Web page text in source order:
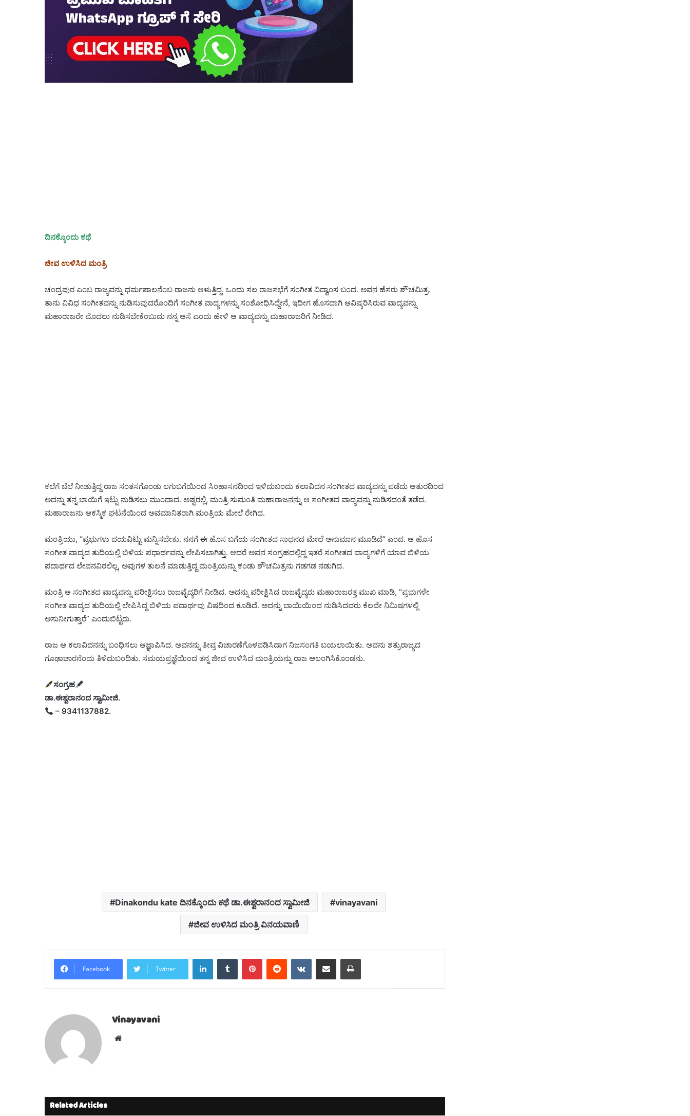
ದಿನಕ್ಕೊಂದು ಕಥೆ
ಜೀವ ಉಳಿಸಿದ ಮಂತ್ರಿ
ಚಂದ್ರಪುರ ಎಂಬ ರಾಜ್ಯವನ್ನು ಧರ್ಮಪಾಲನೆಂಬ ರಾಜನು ಆಳುತ್ತಿದ್ದ. ಒಂದು ಸಲ ರಾಜಸಭೆಗೆ ಸಂಗೀತ ವಿದ್ವಾಂಸ ಬಂದ. ಅವನ ಹೆಸರು ಶೌಚಮಿತ್ರ.
ತಾನು ವಿವಿಧ ಸಂಗೀತವನ್ನು ನುಡಿಸುವುದರೊಂದಿಗೆ ಸಂಗೀತ ವಾದ್ಯಗಳನ್ನು ಸಂಶೋಧಿಸಿದ್ದೇನೆ, ಇದೀಗ ಹೊಸದಾಗಿ ಆವಿಷ್ಕರಿಸಿರುವ ವಾದ್ಯವನ್ನು
ಮಹಾರಾಜರೇ ಮೊದಲು ನುಡಿಸಬೇಕೆಂಬುದು ನನ್ನ ಆಸೆ ಎಂದು ಹೇಳಿ ಆ ವಾದ್ಯವನ್ನು ಮಹಾರಾಜರಿಗೆ ನೀಡಿದ.
ಕಲೆಗೆ ಬೆಲೆ ನೀಡುತ್ತಿದ್ದ ರಾಜ ಸಂತಸಗೊಂಡು ಲಗುಬಗೆಯಿಂದ ಸಿಂಹಾಸನದಿಂದ ಇಳಿದುಬಂದು ಕಲಾವಿದನ ಸಂಗೀತದ ವಾದ್ಯವನ್ನು ಪಡೆದು ಆತುರದಿಂದ
ಅದನ್ನು ತನ್ನ ಬಾಯಿಗೆ ಇಟ್ಟು ನುಡಿಸಲು ಮುಂದಾದ. ಅಷ್ಟರಲ್ಲಿ, ಮಂತ್ರಿ ಸುಮಂತಿ ಮಹಾರಾಜನನ್ನು ಆ ಸಂಗೀತದ ವಾದ್ಯವನ್ನು ನುಡಿಸದಂತೆ ತಡೆದ.
ಮಹಾರಾಜನು ಆಕಸ್ಮಿಕ ಘಟನೆಯಿಂದ ಅವಮಾನಿತರಾಗಿ ಮಂತ್ರಿಯ ಮೇಲೆ ರೇಗಿದ.
ಮಂತ್ರಿಯು, “ಪ್ರಭುಗಳು ದಯವಿಟ್ಟು ಮನ್ನಿಸಬೇಕು. ನನಗೆ ಈ ಹೊಸ ಬಗೆಯ ಸಂಗೀತದ ಸಾಧನದ ಮೇಲೆ ಅನುಮಾನ ಮೂಡಿದೆ” ಎಂದ. ಆ ಹೊಸ
ಸಂಗೀತ ವಾದ್ಯದ ತುದಿಯಲ್ಲಿ ಬಿಳಿಯ ಪಧಾರ್ಥವನ್ನು ಲೇಪಿಸಲಾಗಿತ್ತು. ಆದರೆ ಅವನ ಸಂಗ್ರಹದಲ್ಲಿದ್ದ ಇತರೆ ಸಂಗೀತದ ವಾದ್ಯಗಳಿಗೆ ಯಾವ ಬಿಳಿಯ
ಪದಾರ್ಥದ ಲೇಪನವಿರಲಿಲ್ಲ, ಅವುಗಳ ತುಲನೆ ಮಾಡುತ್ತಿದ್ದ ಮಂತ್ರಿಯನ್ನು ಕಂಡು ಶೌಚಮಿತ್ರನು ಗಡಗಡ ನಡುಗಿದ.
ಮಂತ್ರಿ ಆ ಸಂಗೀತದ ವಾದ್ಯವನ್ನು ಪರೀಕ್ಷಿಸಲು ರಾಜವೈದ್ಯರಿಗೆ ನೀಡಿದ. ಅದನ್ನು ಪರೀಕ್ಷಿಸಿದ ರಾಜವೈದ್ಯರು ಮಹಾರಾಜರತ್ತ ಮುಖ ಮಾಡಿ, “ಪ್ರಭುಗಳೇ
ಸಂಗೀತ ವಾದ್ಯದ ತುದಿಯಲ್ಲಿ ಲೇಪಿಸಿದ್ದ ಬಿಳಿಯ ಪದಾರ್ಥವು ವಿಷದಿಂದ ಕೂಡಿದೆ. ಅದನ್ನು ಬಾಯಿಯಿಂದ ನುಡಿಸಿದವರು ಕೆಲವೇ ನಿಮಿಷಗಳಲ್ಲಿ
ಅಸುನೀಗುತ್ತಾರೆ” ಎಂದುಬಿಟ್ಟರು.
ರಾಜ ಆ ಕಲಾವಿದನನ್ನು ಬಂಧಿಸಲು ಆಜ್ಞಾಪಿಸಿದ. ಅವನನ್ನು ತೀವ್ರ ವಿಚಾರಣೆಗೊಳಪಡಿಸಿದಾಗ ನಿಜಸಂಗತಿ ಬಯಲಾಯಿತು. ಅವನು ಶತ್ರುರಾಜ್ಯದ
ಗೂಢಾಚಾರನೆಂದು ತಿಳಿದುಬಂದಿತು. ಸಮಯಪ್ರಜ್ಞೆಯಿಂದ ತನ್ನ ಜೀವ ಉಳಿಸಿದ ಮಂತ್ರಿಯನ್ನು ರಾಜ ಆಲಂಗಿಸಿಕೊಂಡನು.
ಸಂಗ್ರಹ
ಡಾ.ಈಶ್ವರಾನಂದ ಸ್ವಾಮೀಜಿ.
– 9341137882.
Dinakondu kate ದಿನಕ್ಕೊಂದು ಕಥೆ ಡಾ.ಈಶ್ವರಾನಂದ ಸ್ವಾಮೀಜಿ vinayavani
ಜೀವ‌ ಉಳಿಸಿದ ಮಂತ್ರಿ ವಿನಯವಾಣಿ
Facebook Twitter
LinkedInTumblr PinterestReddit VKontakteShare via Email Print
Vinayavani
Website
Related Articles